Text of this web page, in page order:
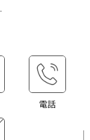
電話